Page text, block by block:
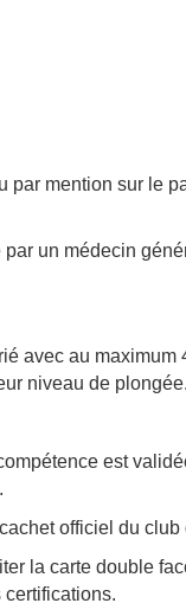
par mention sur le
un médecin
avec au maximum
niveau de
est
officiel du club
la carte double